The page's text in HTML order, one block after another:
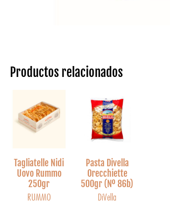
Productos relacionados
Tagliatelle Nidi
Uovo Rummo
250gr
RUMMO
Pasta Divella
Orecchiette
500gr (Nº 86b)
DiVella